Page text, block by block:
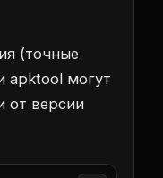
(точные
apktool могут
от версии